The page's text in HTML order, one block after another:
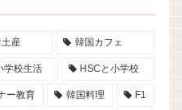
産 韓国カフェ
学校生活 HSCと小学校
ー教育 韓国料理 F1